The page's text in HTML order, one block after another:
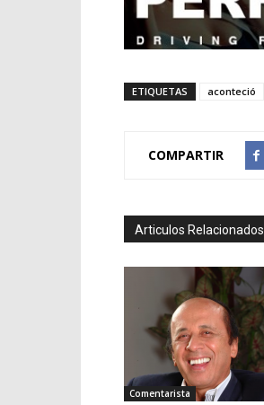
ETIQUETAS aconteció
COMPARTIR
Articulos Relacionados
Comentarista